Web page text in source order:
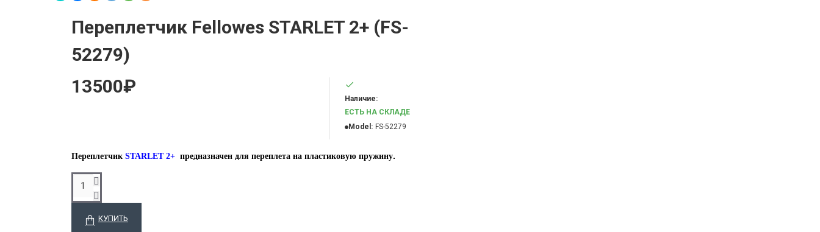
Переплетчик Fellowes STARLET 2+ (FS-
52279)
13500₽
Наличие:
ЕСТЬ НА СКЛАДЕ
Model: FS-52279
Переплетчик STARLET 2+ предназначен для переплета на пластиковую пружину.
КУПИТЬ